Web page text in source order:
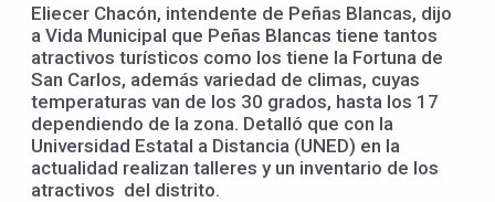
Eliecer Chacón, intendente de Peñas Blancas, dijo
a Vida Municipal que Peñas Blancas tiene tantos
atractivos turísticos como los tiene la Fortuna de
San Carlos, además variedad de climas, cuyas
temperaturas van de los 30 grados, hasta los 17
dependiendo de la zona. Detalló que con la
Universidad Estatal a Distancia (UNED) en la
actualidad realizan talleres y un inventario de los
atractivos del distrito.